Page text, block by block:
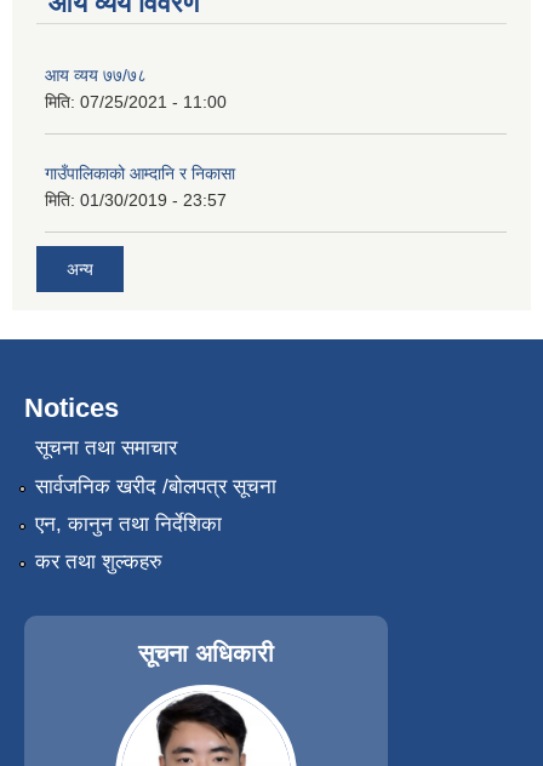
आय व्यय ७७/७८
मिति: 07/25/2021 - 11:00
गाउँपालिकाको आम्दानि र निकासा
मिति: 01/30/2019 - 23:57
अन्य
Notices
सूचना तथा समाचार
सार्वजनिक खरीद /बोलपत्र सूचना
एन, कानुन तथा निर्देशिका
कर तथा शुल्कहरु
सूचना अधिकारी